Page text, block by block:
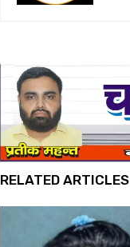
RELATED ARTICLES